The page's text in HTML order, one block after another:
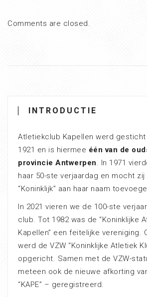
Comments are closed.
INTRODUCTIE
Atletiekclub Kapellen werd
1921 en is hiermee één van de
provincie Antwerpen. In 1971
haar 50-ste verjaardag en mocht
“Koninklijk” aan haar naam
In 2021 vieren we de 100-ste
club. Tot 1982 was de “Koninklijke
Kapellen” een feitelijke vereniging.
werd de VZW “Koninklijke Atletiek
opgericht. Samen met de VZW-
meteen ook de nieuwe afkorting
“KAPE” – geregistreerd.